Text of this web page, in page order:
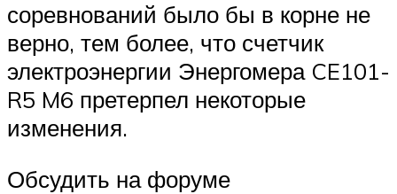
соревнований было бы в корне не
верно, тем более, что счетчик
электроэнергии Энергомера CE101-
R5 M6 претерпел некоторые
изменения.
Обсудить на форуме